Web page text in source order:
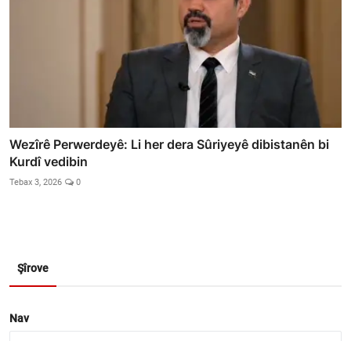
Wezîrê Perwerdeyê: Li her dera Sûriyeyê dibistanên bi
Kurdî vedibin
Tebax 3, 2026 0
Şîrove
Nav